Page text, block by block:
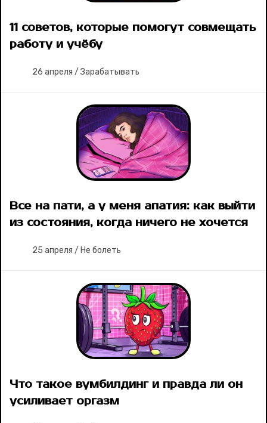
11 советов, которые помогут совмещать
работу и учёбу
26 апреля / Зарабатывать
Все на пати, а у меня апатия: как выйти
из состояния, когда ничего не хочется
25 апреля / Не болеть
Что такое вумбилдинг и правда ли он
усиливает оргазм